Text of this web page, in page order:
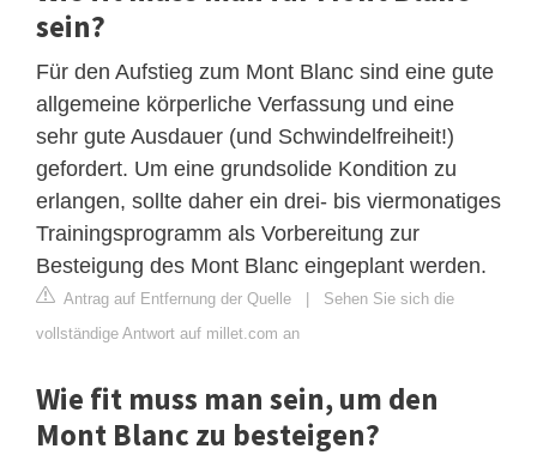
sein?
Für den Aufstieg zum Mont Blanc sind eine gute
allgemeine körperliche Verfassung und eine
sehr gute Ausdauer (und Schwindelfreiheit!)
gefordert. Um eine grundsolide Kondition zu
erlangen, sollte daher ein drei- bis viermonatiges
Trainingsprogramm als Vorbereitung zur
Besteigung des Mont Blanc eingeplant werden.
Antrag auf Entfernung der Quelle
Sehen Sie sich die
vollständige Antwort auf millet.com an
Wie fit muss man sein, um den
Mont Blanc zu besteigen?